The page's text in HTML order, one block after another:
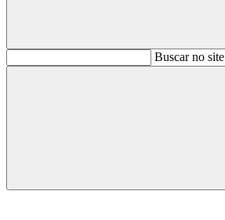
BuscarBuscar no site
Buscar